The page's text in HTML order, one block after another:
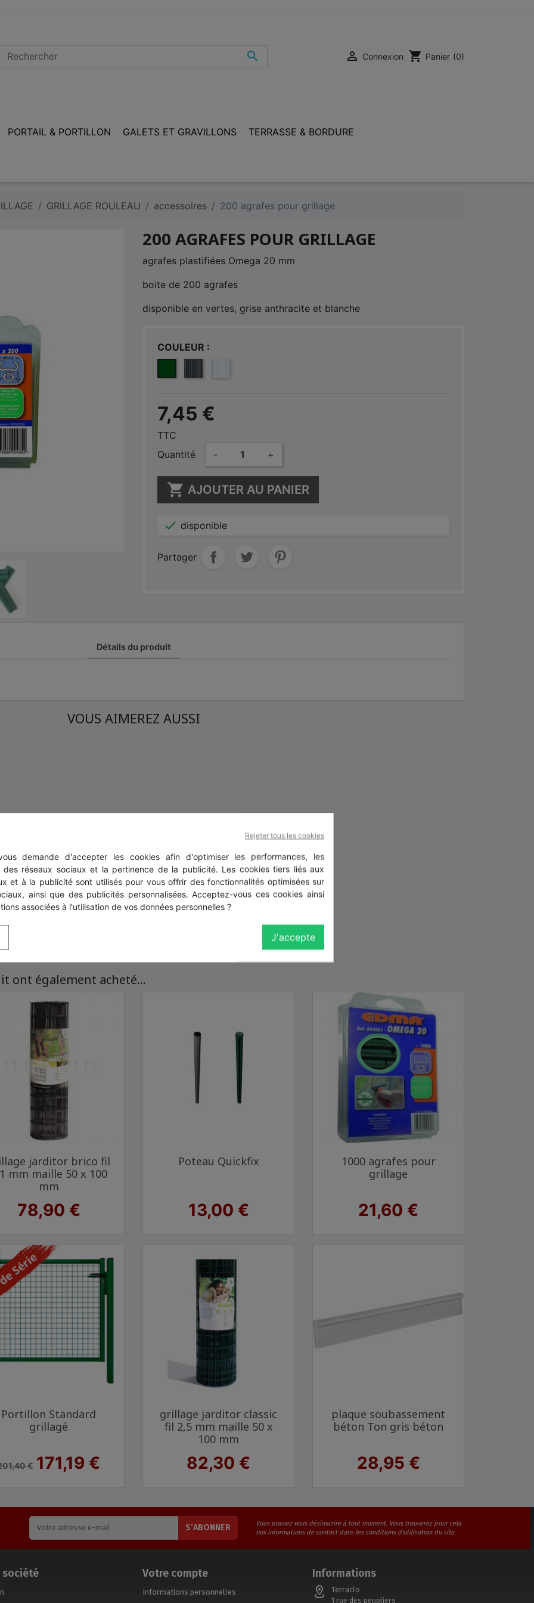
  Connexion shopping_cart Panier (0)
PORTAIL & PORTILLON GALETS ET GRAVILLONS TERRASSE & BORDURE
GRILLAGE ROULEAU accessoires 200 agrafes pour grillage
200 AGRAFES POUR GRILLAGE
agrafes plastifiées Omega 20 mm
boite de 200 agrafes
disponible en vertes, grise anthracite et blanche
COULEUR
VERT 6005
7,45 €
TTC
Quantité
- +
 AJOUTER AU PANIER
 disponible
Partager
Détails du produit
VOUS AIMEREZ AUSSI
ont également acheté...
Aperçu rapide
Vert 6005
Gris anthracite 7016
jarditor brico fil
mm maille 50 x 100
mm
Prix
78,90 €
Aperçu rapide
Vert 6005
Gris anthracite 7016
Poteau Quickfix
Prix
13,00 €
Aperçu rapide
Vert 6005
Gris anthracite 7016
Noir 9005
1000 agrafes pour
grillage
Prix
21,60 €
Aperçu rapide
Vert 6005
Gris anthracite 7016
Portillon Standard
grillagé
Prix de base
€
Prix
171,19 €
Aperçu rapide
Vert 6005
Gris anthracite 7016
grillage jarditor classic
fil 2,5 mm maille 50 x
100 mm
Prix
82,30 €
Aperçu rapide
plaque soubassement
béton Ton gris béton
Prix
28,95 €
S’ABONNER
Vous pouvez vous désinscrire à tout moment. Vous trouverez pour cela
nos informations de contact dans les conditions d'utilisation du site.
société Votre compte
Informations personnelles
Informations
Terraclo
1 rue des peupliers
Rejeter tous les cookies
demande d'accepter les cookies afin d'optimiser les performances, les
des réseaux sociaux et la pertinence de la publicité. Les cookies tiers liés aux
et à la publicité sont utilisés pour vous offrir des fonctionnalités optimisées sur
ainsi que des publicités personnalisées. Acceptez-vous ces cookies ainsi
associées à l'utilisation de vos données personnelles ?
J'accepte